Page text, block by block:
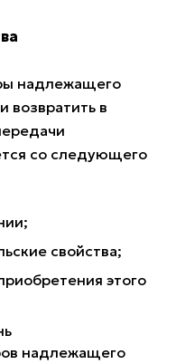
надлежащего
возвратить в
со следующего
свойства;
этого
надлежащего